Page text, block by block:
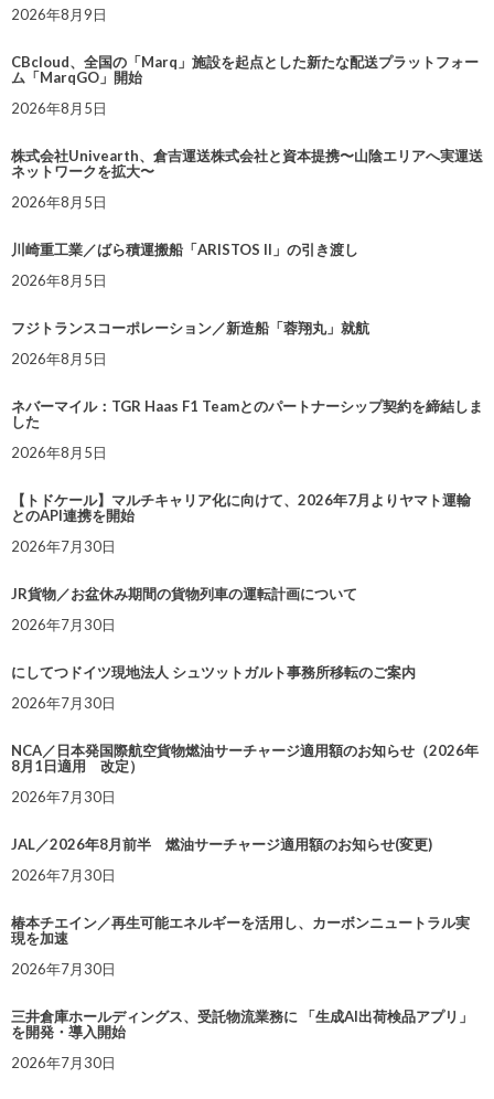
2026年8月9日
CBcloud、全国の「Marq」施設を起点とした新たな配送プラットフォー
ム「MarqGO」開始
2026年8月5日
株式会社Univearth、倉吉運送株式会社と資本提携〜山陰エリアへ実運送
ネットワークを拡大〜
2026年8月5日
川崎重工業／ばら積運搬船「ARISTOS II」の引き渡し
2026年8月5日
フジトランスコーポレーション／新造船「蓉翔丸」就航
2026年8月5日
ネバーマイル：TGR Haas F1 Teamとのパートナーシップ契約を締結しま
した
2026年8月5日
【トドケール】マルチキャリア化に向けて、2026年7月よりヤマト運輸
とのAPI連携を開始
2026年7月30日
JR貨物／お盆休み期間の貨物列車の運転計画について
2026年7月30日
にしてつドイツ現地法人 シュツットガルト事務所移転のご案内
2026年7月30日
NCA／日本発国際航空貨物燃油サーチャージ適用額のお知らせ（2026年
8月1日適用 改定）
2026年7月30日
JAL／2026年8月前半 燃油サーチャージ適用額のお知らせ(変更)
2026年7月30日
椿本チエイン／再生可能エネルギーを活用し、カーボンニュートラル実
現を加速
2026年7月30日
三井倉庫ホールディングス、受託物流業務に 「生成AI出荷検品アプリ」
を開発・導入開始
2026年7月30日